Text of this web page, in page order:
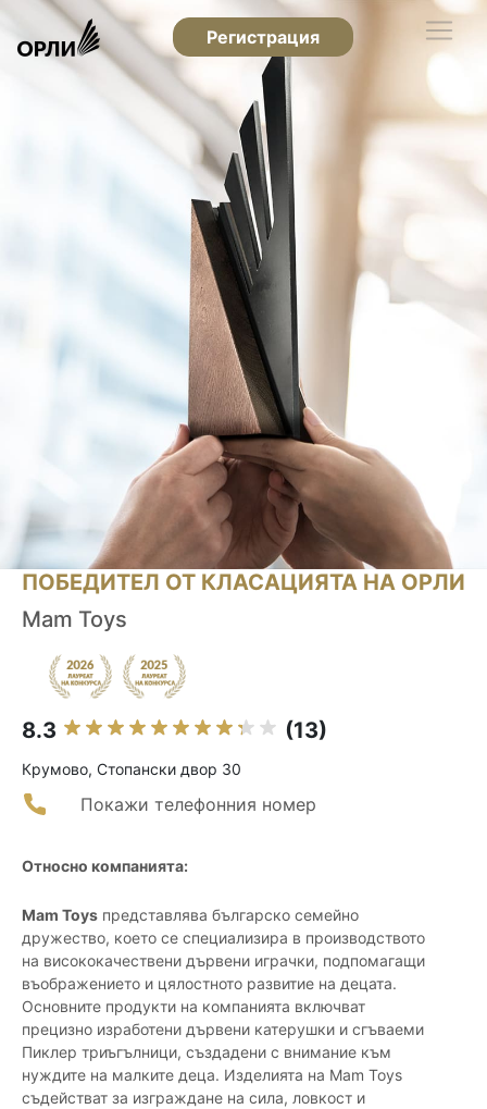
Регистрация
ПОБЕДИТЕЛ ОТ КЛАСАЦИЯТА НА ОРЛИ
Mam Toys
8.3 (13)
Крумово, Стопански двор 30
Покажи телефонния номер
Относно компанията:
Mam Toys представлява българско семейно
дружество, което се специализира в производството
на висококачествени дървени играчки, подпомагащи
въображението и цялостното развитие на децата.
Основните продукти на компанията включват
прецизно изработени дървени катерушки и сгъваеми
Пиклер триъгълници, създадени с внимание към
нуждите на малките деца. Изделията на Mam Toys
съдействат за изграждане на сила, ловкост и